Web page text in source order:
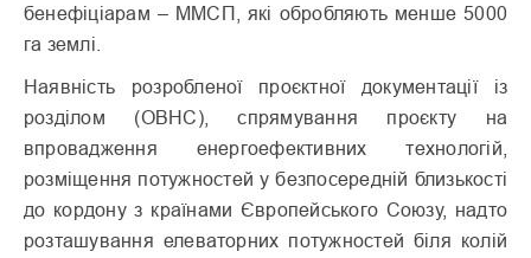
бенефіціарам – ММСП, які обробляють менше 5000
га землі.
Наявність розробленої проєктної документації із
розділом (ОВНС), спрямування проєкту на
впровадження енергоефективних технологій,
розміщення потужностей у безпосередній близькості
до кордону з країнами Європейського Союзу, надто
розташування елеваторних потужностей біля колій